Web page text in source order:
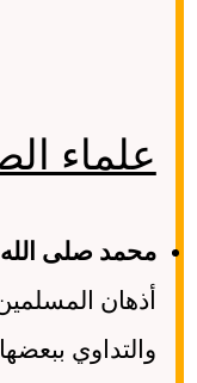
علماء
محمد صلى
أذهان
والتداوي